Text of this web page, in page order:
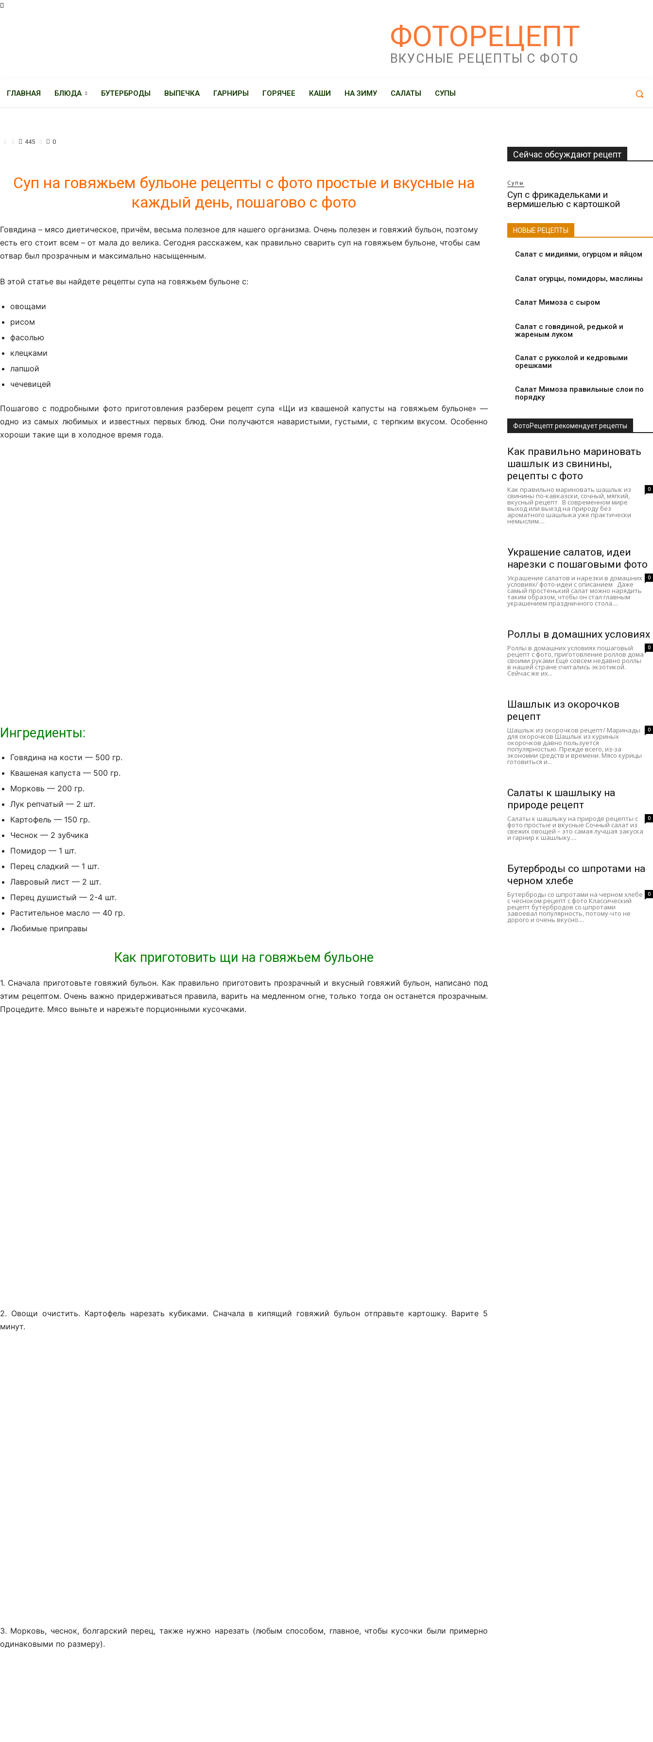
ФОТОРЕЦЕПТ
ВКУСНЫЕ РЕЦЕПТЫ С ФОТО
ГЛАВНАЯ БЛЮДА БУТЕРБРОДЫ ВЫПЕЧКА ГАРНИРЫ ГОРЯЧЕЕ КАШИ НА ЗИМУ САЛАТЫ СУПЫ
445 0
Суп на говяжьем бульоне рецепты с фото простые и вкусные на
каждый день, пошагово с фото
Говядина – мясо диетическое, причём, весьма полезное для нашего организма. Очень полезен и говяжий бульон, поэтому
есть его стоит всем – от мала до велика. Сегодня расскажем, как правильно сварить суп на говяжьем бульоне, чтобы сам
отвар был прозрачным и максимально насыщенным.
В этой статье вы найдете рецепты супа на говяжьем бульоне с:
овощами
рисом
фасолью
клецками
лапшой
чечевицей
Пошагово с подробными фото приготовления разберем рецепт супа «Щи из квашеной капусты на говяжьем бульоне» —
одно из самых любимых и известных первых блюд. Они получаются наваристыми, густыми, с терпким вкусом. Особенно
хороши такие щи в холодное время года.
Ингредиенты:
Говядина на кости — 500 гр.
Квашеная капуста — 500 гр.
Морковь — 200 гр.
Лук репчатый — 2 шт.
Картофель — 150 гр.
Чеснок — 2 зубчика
Помидор — 1 шт.
Перец сладкий — 1 шт.
Лавровый лист — 2 шт.
Перец душистый — 2-4 шт.
Растительное масло — 40 гр.
Любимые приправы
Как приготовить щи на говяжьем бульоне
1. Сначала приготовьте говяжий бульон. Как правильно приготовить прозрачный и вкусный говяжий бульон, написано под
этим рецептом. Очень важно придерживаться правила, варить на медленном огне, только тогда он останется прозрачным.
Процедите. Мясо выньте и нарежьте порционными кусочками.
2. Овощи очистить. Картофель нарезать кубиками. Сначала в кипящий говяжий бульон отправьте картошку. Варите 5
минут.
3. Морковь, чеснок, болгарский перец, также нужно нарезать (любым способом, главное, чтобы кусочки были примерно
одинаковыми по размеру).
Сейчас обсуждают рецепт
Супы
Суп с фрикадельками и
вермишелью с картошкой
НОВЫЕ РЕЦЕПТЫ
Салат с мидиями, огурцом и яйцом
Салат огурцы, помидоры, маслины
Салат Мимоза с сыром
Салат с говядиной, редькой и
жареным луком
Салат с рукколой и кедровыми
орешками
Салат Мимоза правильные слои по
порядку
ФотоРецепт рекомендует рецепты
Как правильно мариновать
шашлык из свинины,
рецепты с фото
0
Как правильно мариновать шашлык из
свинины по-кавказски, сочный, мягкий,
вкусный рецепт В современном мире
выход или выезд на природу без
ароматного шашлыка уже практически
немыслим....
Украшение салатов, идеи
нарезки с пошаговыми фото
0
Украшение салатов и нарезки в домашних
условиях/ фото-идеи с описанием Даже
самый простенький салат можно нарядить
таким образом, чтобы он стал главным
украшением праздничного стола....
Роллы в домашних условиях
0
Роллы в домашних условиях пошаговый
рецепт с фото, приготовление роллов дома
своими руками Ещё совсем недавно роллы
в нашей стране считались экзотикой.
Сейчас же их...
Шашлык из окорочков
рецепт
0
Шашлык из окорочков рецепт/ Маринады
для окорочков Шашлык из куриных
окорочков давно пользуется
популярностью. Прежде всего, из-за
экономии средств и времени. Мясо курицы
готовиться и...
Салаты к шашлыку на
природе рецепт
0
Салаты к шашлыку на природе рецепты с
фото простые и вкусные Сочный салат из
свежих овощей – это самая лучшая закуска
и гарнир к шашлыку....
Бутерброды со шпротами на
черном хлебе
0
Бутерброды со шпротами на черном хлебе
с чесноком рецепт с фото Классический
рецепт бутербродов со шпротами
завоевал популярность, потому-что не
дорого и очень вкусно....